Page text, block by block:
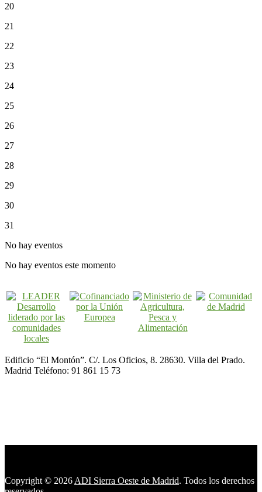
20
21
22
23
24
25
26
27
28
29
30
31
No hay eventos
No hay eventos este momento
Edificio “El Montón”. C/. Los Oficios, 8. 28630. Villa del Prado.
Madrid Teléfono: 91 861 15 73
Copyright © 2026 ADI Sierra Oeste de Madrid. Todos los derechos